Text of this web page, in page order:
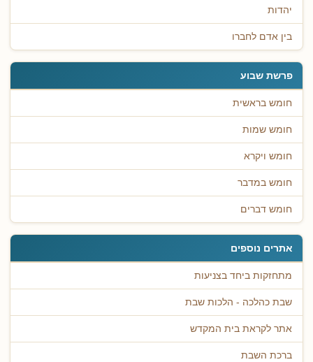
יהדות
בין אדם לחברו
פרשת שבוע
חומש בראשית
חומש שמות
חומש ויקרא
חומש במדבר
חומש דברים
אתרים נוספים
מתחזקות ביחד בצניעות
שבת כהלכה - הלכות שבת
אתר לקראת בית המקדש
ברכת השבת